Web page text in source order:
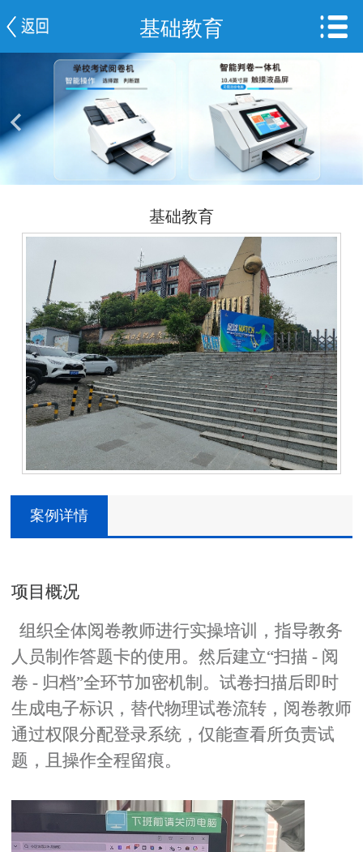
基础教育
基础教育
案例详情
项目概况
组织全体阅卷教师进行实操培训，指导教务
人员制作答题卡的使用。然后建立“扫描 - 阅
卷 - 归档”全环节加密机制。试卷扫描后即时
生成电子标识，替代物理试卷流转，阅卷教师
通过权限分配登录系统，仅能查看所负责试
题，且操作全程留痕。
网站首页
公司简介
信息中心
产品中心
阅卷服务平台
联系我们